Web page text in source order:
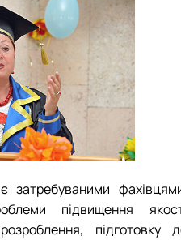
затребуваними
підвищення
підготовку